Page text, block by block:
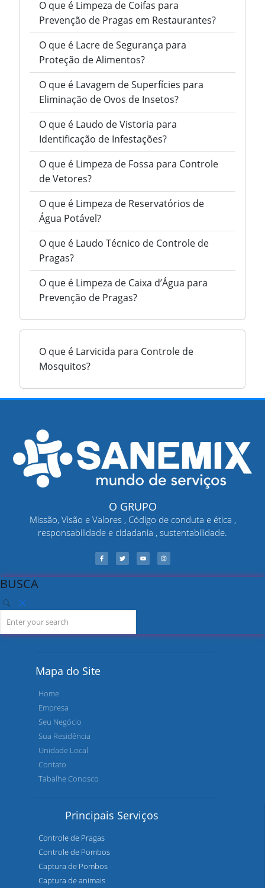
O que é Limpeza de Coifas para
Prevenção de Pragas em Restaurantes?
O que é Lacre de Segurança para
Proteção de Alimentos?
O que é Lavagem de Superfícies para
Eliminação de Ovos de Insetos?
O que é Laudo de Vistoria para
Identificação de Infestações?
O que é Limpeza de Fossa para Controle
de Vetores?
O que é Limpeza de Reservatórios de
Água Potável?
O que é Laudo Técnico de Controle de
Pragas?
O que é Limpeza de Caixa d’Água para
Prevenção de Pragas?
O que é Larvicida para Controle de
Mosquitos?
O GRUPO
Missão, Visão e Valores , Código de conduta e ética ,
responsabilidade e cidadania , sustentabilidade.
BUSCA
Mapa do Site
Home
Empresa
Seu Negócio
Sua Residência
Unidade Local
Contato
Tabalhe Conosco
Principais Serviços
Controle de Pragas
Controle de Pombos
Captura de Pombos
Captura de animais